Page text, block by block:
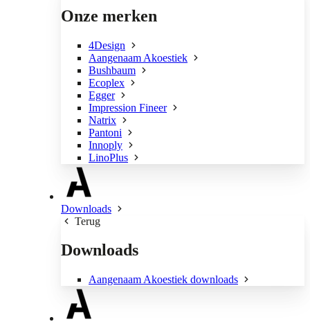
Onze merken
4Design
Aangenaam Akoestiek
Bushbaum
Ecoplex
Egger
Impression Fineer
Natrix
Pantoni
Innoply
LinoPlus
Downloads
Terug
Downloads
Aangenaam Akoestiek downloads